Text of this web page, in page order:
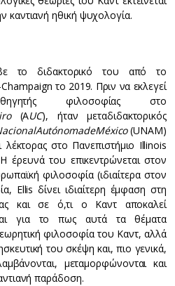
ηθική ψυχολογία.
το διδακτορικό του από το
το 2019. Πριν να εκλεγεί
φιλοσοφίας στο
(AUC), ήταν μεταδιδακτορικός
AutónomadeMéxico(UNAM)
στο Πανεπιστήμιο Illinois
έρευνά του επικεντρώνεται στον
φιλοσοφία (ιδιαίτερα στον
Ellis δίνει ιδιαίτερη έμφαση στη
και σε ό,τι ο Καντ αποκαλεί
για το πως αυτά τα θέματα
φιλοσοφία του Καντ, αλλά
του σκέψη και, πιο γενικά,
μεταμορφώνονται και
παράδοση.